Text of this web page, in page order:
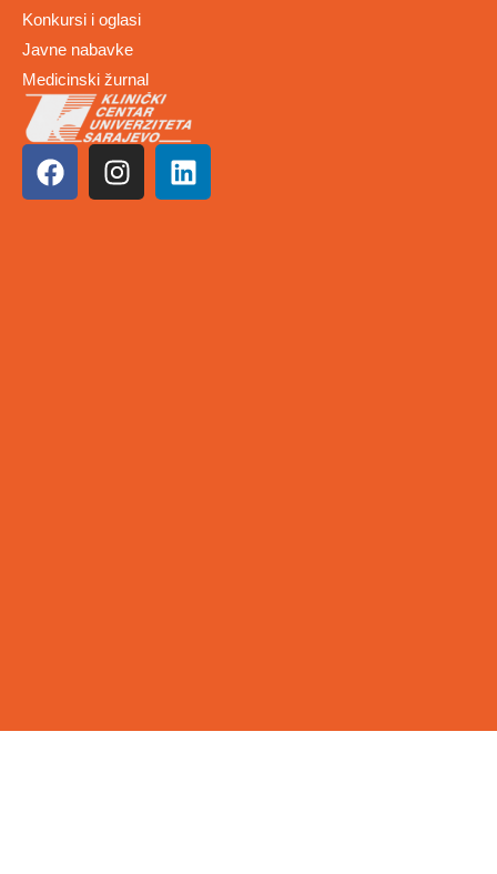
Konkursi i oglasi
Javne nabavke
Medicinski žurnal